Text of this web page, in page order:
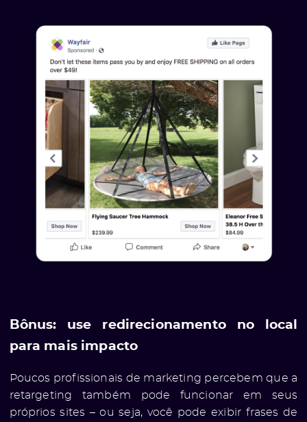
Bônus: use redirecionamento no local
para mais impacto
Poucos profissionais de marketing percebem que a
retargeting também pode funcionar em seus
próprios sites – ou seja, você pode exibir frases de